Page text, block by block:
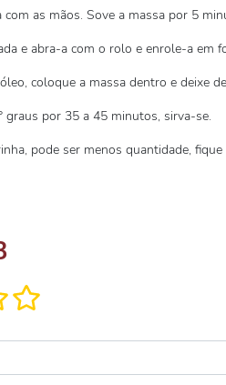
as mãos. Sove a massa por 5
e abra-a com o rolo e enrole-a em
coloque a massa dentro e deixe
graus por 35 a 45 minutos, sirva-se.
pode ser menos quantidade,